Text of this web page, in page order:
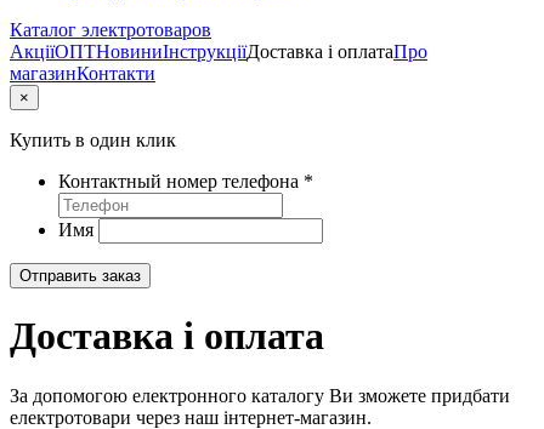
Каталог электротоваров
АкціїОПТНовиниІнструкціїДоставка і оплатаПро
магазинКонтакти
×
Купить в один клик
Контактный номер телефона *
Имя
Отправить заказ
Доставка і оплата
За допомогою електронного каталогу Ви зможете придбати
електротовари через наш інтернет-магазин.